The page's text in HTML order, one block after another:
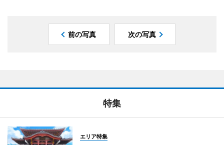
前の写真 次の写真
特集
エリア特集